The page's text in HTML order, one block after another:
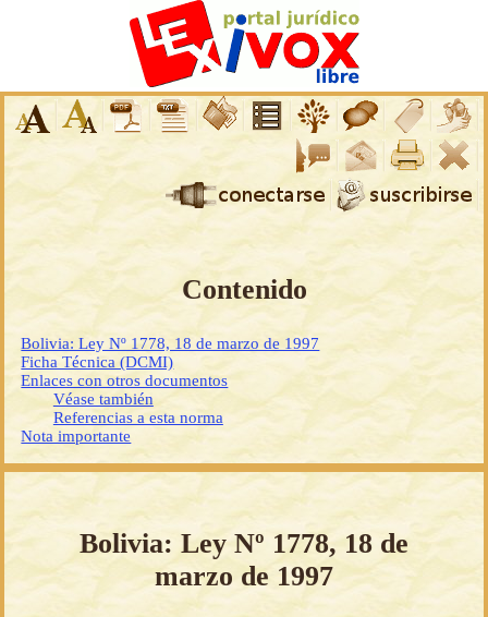
Contenido
Bolivia: Ley Nº 1778, 18 de marzo de 1997
Ficha Técnica (DCMI)
Enlaces con otros documentos
Véase también
Referencias a esta norma
Nota importante
Bolivia: Ley Nº 1778, 18 de
marzo de 1997